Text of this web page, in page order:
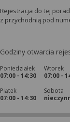
Rejestracja do tej
z przychodnią pod
Godziny otwarcia
Poniedziałek
07:00 - 14:30
Wtorek
07:00 -
Piątek
07:00 - 14:30
Sobota